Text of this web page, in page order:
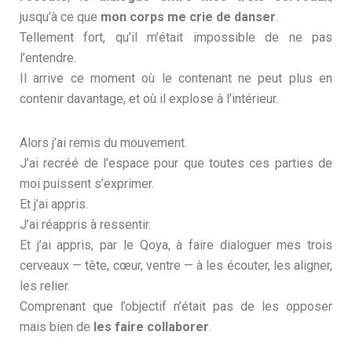
jusqu’à ce que mon corps me crie de danser.
Tellement fort, qu’il m’était impossible de ne pas
l’entendre.
Il arrive ce moment où le contenant ne peut plus en
contenir davantage, et où il explose à l’intérieur.
Alors j’ai remis du mouvement.
J’ai recréé de l’espace pour que toutes ces parties de
moi puissent s’exprimer.
Et j’ai appris.
J’ai réappris à ressentir.
Et j’ai appris, par le Qoya, à faire dialoguer mes trois
cerveaux — tête, cœur, ventre — à les écouter, les aligner,
les relier.
Comprenant que l’objectif n’était pas de les opposer
mais bien de les faire collaborer.